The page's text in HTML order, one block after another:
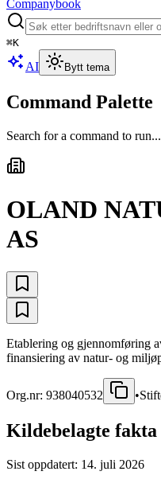
Companybook
⌘K
AI Bytt tema
Command Palette
Search for a command to run...
OLAND
AS
Etablering og gjennomføring
finansiering av natur- og
Org.nr: 938040532 •
Kildebelagte fakta
Sist oppdatert: 14. juli 2026